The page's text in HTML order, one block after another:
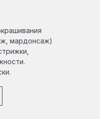
мардонсаж)